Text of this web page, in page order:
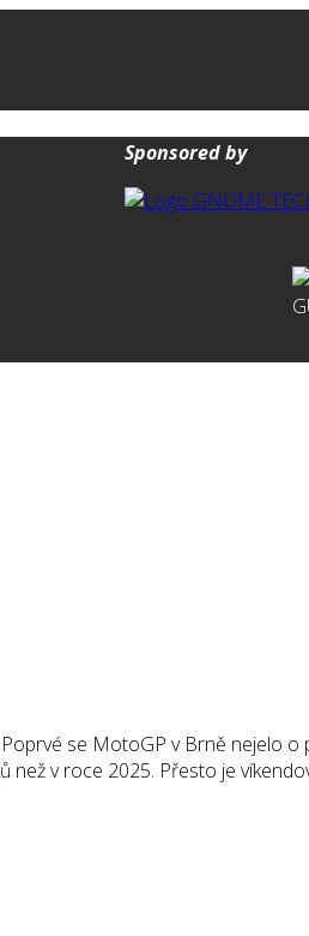
Sponsored by
Poprvé se MotoGP v Brně nejelo o
v roce 2025. Přesto je